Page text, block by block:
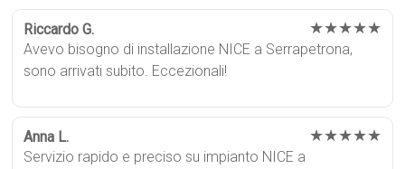
Riccardo G. ★★★★★
Avevo bisogno di installazione NICE a Serrapetrona,
sono arrivati subito. Eccezionali!
Anna L. ★★★★★
Servizio rapido e preciso su impianto NICE a